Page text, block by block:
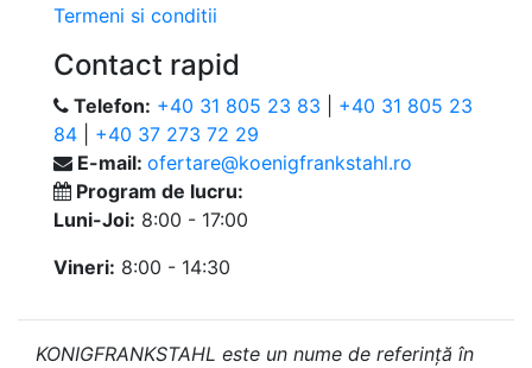
Termeni si conditii
Contact rapid
Telefon: +40 31 805 23 83
+40 31 805 23
84
+40 37 273 72 29
E-mail: ofertare@koenigfrankstahl.ro
Program de lucru:
Luni-Joi: 8:00 - 17:00
Vineri: 8:00 - 14:30
KONIGFRANKSTAHL este un nume de referință în